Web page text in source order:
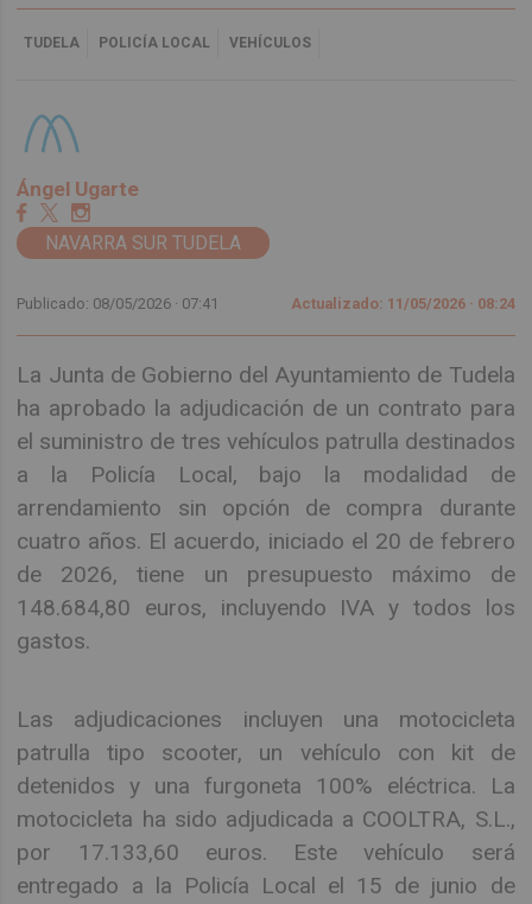
TUDELA POLICÍA LOCAL VEHÍCULOS
Ángel Ugarte
NAVARRA SUR TUDELA
Publicado: 08/05/2026 · 07:41 Actualizado: 11/05/2026 · 08:24
La Junta de Gobierno del Ayuntamiento de Tudela
ha aprobado la adjudicación de un contrato para
el suministro de tres vehículos patrulla destinados
a la Policía Local, bajo la modalidad de
arrendamiento sin opción de compra durante
cuatro años. El acuerdo, iniciado el 20 de febrero
de 2026, tiene un presupuesto máximo de
148.684,80 euros, incluyendo IVA y todos los
gastos.
Las adjudicaciones incluyen una motocicleta
patrulla tipo scooter, un vehículo con kit de
detenidos y una furgoneta 100% eléctrica. La
motocicleta ha sido adjudicada a COOLTRA, S.L.,
por 17.133,60 euros. Este vehículo será
entregado a la Policía Local el 15 de junio de